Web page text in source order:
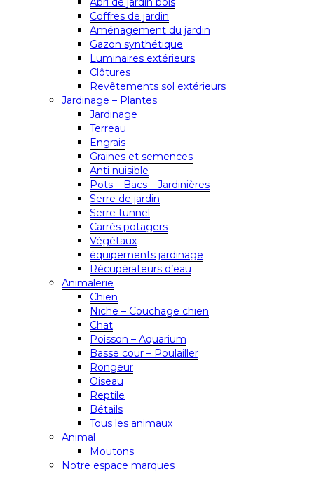
Coffres de jardin
Aménagement du jardin
Gazon synthétique
Luminaires extérieurs
Clôtures
Revêtements sol extérieurs
Jardinage – Plantes
Jardinage
Terreau
Engrais
Graines et semences
Anti nuisible
Pots – Bacs – Jardinières
Serre de jardin
Serre tunnel
Carrés potagers
Végétaux
équipements jardinage
Récupérateurs d’eau
Animalerie
Chien
Niche – Couchage chien
Chat
Poisson – Aquarium
Basse cour – Poulailler
Rongeur
Oiseau
Reptile
Bétails
Tous les animaux
Animal
Moutons
Notre espace marques